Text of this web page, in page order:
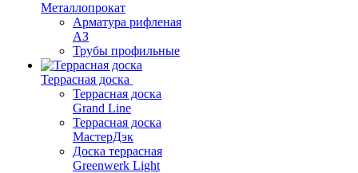
Металлопрокат
Арматура рифленая
АЗ
Трубы профильные
Террасная доска
Террасная доска
Grand Line
Террасная доска
МастерДэк
Доска террасная
Greenwerk Light